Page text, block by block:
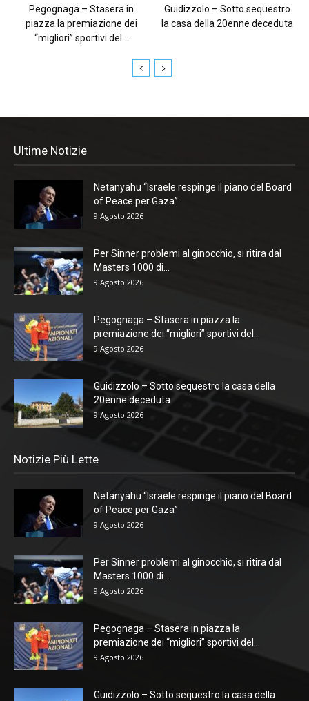
Pegognaga – Stasera in
piazza la premiazione dei
“migliori” sportivi del...
Guidizzolo – Sotto sequestro
la casa della 20enne deceduta
Ultime Notizie
Netanyahu “Israele respinge il piano del Board
of Peace per Gaza”
9 Agosto 2026
Per Sinner problemi al ginocchio, si ritira dal
Masters 1000 di...
9 Agosto 2026
Pegognaga – Stasera in piazza la
premiazione dei “migliori” sportivi del...
9 Agosto 2026
Guidizzolo – Sotto sequestro la casa della
20enne deceduta
9 Agosto 2026
Notizie Più Lette
Netanyahu “Israele respinge il piano del Board
of Peace per Gaza”
9 Agosto 2026
Per Sinner problemi al ginocchio, si ritira dal
Masters 1000 di...
9 Agosto 2026
Pegognaga – Stasera in piazza la
premiazione dei “migliori” sportivi del...
9 Agosto 2026
Guidizzolo – Sotto sequestro la casa della